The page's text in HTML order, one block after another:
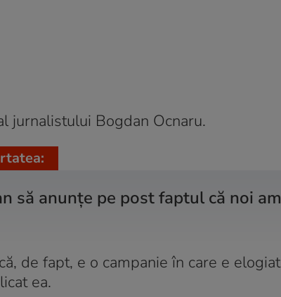
jurnalistului Bogdan Ocnaru.
să anunțe pe post faptul că noi am
de fapt, e o campanie în care e elogiat
ea.